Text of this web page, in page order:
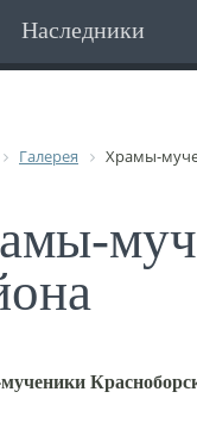
Наследники
Галерея Храмы-